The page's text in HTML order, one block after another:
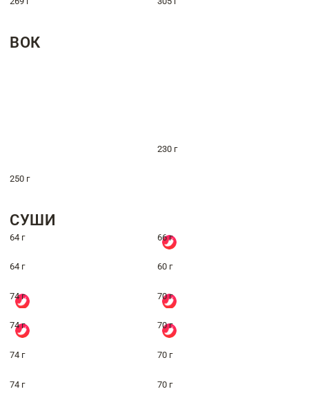
ВОК
230 г
250 г
СУШИ
64 г 66 г
64 г 60 г
74 г 70 г
74 г 70 г
74 г 70 г
74 г 70 г